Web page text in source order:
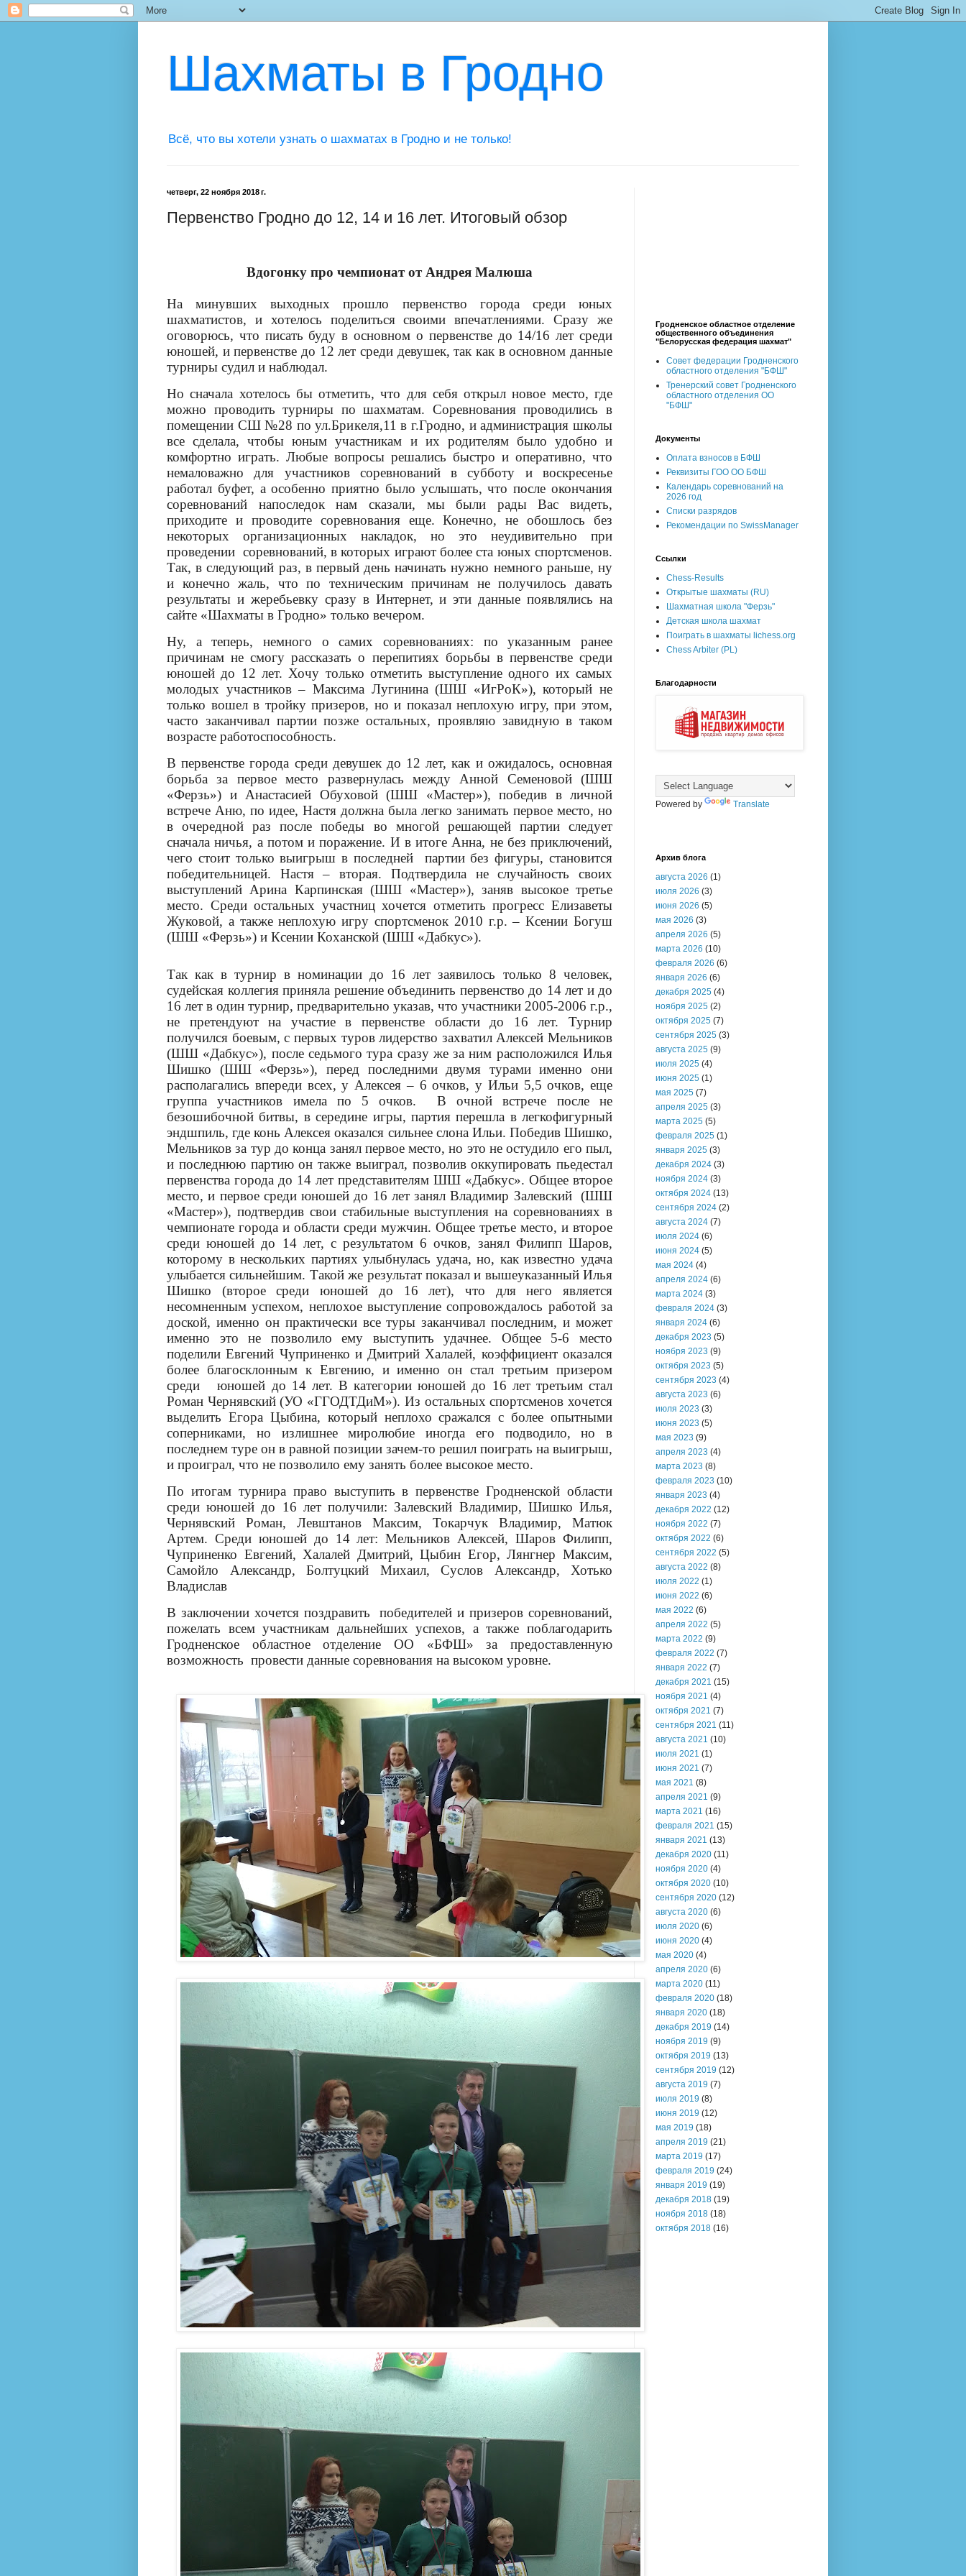
Шахматы в Гродно
Всё, что вы хотели узнать о шахматах в Гродно и не только!
четверг, 22 ноября 2018 г.
Первенство Гродно до 12, 14 и 16 лет. Итоговый обзор
Вдогонку про чемпионат от Андрея Малюша
На минувших выходных прошло первенство города среди юных
шахматистов, и хотелось поделиться своими впечатлениями. Сразу же
оговорюсь, что писать буду в основном о первенстве до 14/16 лет среди
юношей, и первенстве до 12 лет среди девушек, так как в основном данные
турниры судил и наблюдал.
Но сначала хотелось бы отметить, что для себя открыл новое место, где
можно проводить турниры по шахматам. Соревнования проводились в
помещении СШ №28 по ул.Брикеля,11 в г.Гродно, и администрация школы
все сделала, чтобы юным участникам и их родителям было удобно и
комфортно играть. Любые вопросы решались быстро и оперативно, что
немаловажно для участников соревнований в субботу и воскресенье
работал буфет, а особенно приятно было услышать, что после окончания
соревнований напоследок нам сказали, мы были рады Вас видеть,
приходите и проводите соревнования еще. Конечно, не обошлось без
некоторых организационных накладок, но это неудивительно при
проведении соревнований, в которых играют более ста юных спортсменов.
Так, в следующий раз, в первый день начинать нужно немного раньше, ну
и конечно жаль, что по техническим причинам не получилось давать
результаты и жеребьевку сразу в Интернет, и эти данные появлялись на
сайте «Шахматы в Гродно» только вечером.
Ну, а теперь, немного о самих соревнованиях: по указанным ранее
причинам не смогу рассказать о перепитиях борьбы в первенстве среди
юношей до 12 лет. Хочу только отметить выступление одного их самых
молодых участников – Максима Лугинина (ШШ «ИгРоК»), который не
только вошел в тройку призеров, но и показал неплохую игру, при этом,
часто заканчивал партии позже остальных, проявляю завидную в таком
возрасте работоспособность.
В первенстве города среди девушек до 12 лет, как и ожидалось, основная
борьба за первое место развернулась между Анной Семеновой (ШШ
«Ферзь») и Анастасией Обуховой (ШШ «Мастер»), победив в личной
встрече Аню, по идее, Настя должна была легко занимать первое место, но
в очередной раз после победы во многой решающей партии следует
сначала ничья, а потом и поражение. И в итоге Анна, не без приключений,
чего стоит только выигрыш в последней
партии без фигуры, становится
победительницей. Настя – вторая. Подтвердила не случайность своих
выступлений Арина Карпинская (ШШ «Мастер»), заняв высокое третье
место. Среди остальных участниц хочется отметить прогресс Елизаветы
Жуковой, а также неплохую игру спортсменок 2010 г.р. – Ксении Богуш
(ШШ «Ферзь») и Ксении Коханской (ШШ «Дабкус»).
Так как в турнир в номинации до 16 лет заявилось только 8 человек,
судейская коллегия приняла решение объединить первенство до 14 лет и до
16 лет в один турнир, предварительно указав, что участники 2005-2006 г.р.,
не претендуют на участие в первенстве области до 16 лет. Турнир
получился боевым, с первых туров лидерство захватил Алексей Мельников
(ШШ «Дабкус»), после седьмого тура сразу же за ним расположился Илья
Шишко (ШШ «Ферзь»), перед последними двумя турами именно они
располагались впереди всех, у Алексея – 6 очков, у Ильи 5,5 очков, еще
группа участников имела по 5 очков.
В очной встрече после не
безошибочной битвы, в середине игры, партия перешла в легкофигурный
эндшпиль, где конь Алексея оказался сильнее слона Ильи. Победив Шишко,
Мельников за тур до конца занял первое место, но это не остудило его пыл,
и последнюю партию он также выиграл, позволив оккупировать пьедестал
первенства города до 14 лет представителям ШШ «Дабкус». Общее второе
место, и первое среди юношей до 16 лет занял Владимир Залевский (ШШ
«Мастер»), подтвердив свои стабильные выступления на соревнованиях в
чемпионате города и области среди мужчин. Общее третье место, и второе
среди юношей до 14 лет, с результатом 6 очков, занял Филипп Шаров,
которому в нескольких партиях улыбнулась удача, но, как известно удача
улыбается сильнейшим. Такой же результат показал и вышеуказанный Илья
Шишко (второе среди юношей до 16 лет), что для него является
несомненным успехом, неплохое выступление сопровождалось работой за
доской, именно он практически все туры заканчивал последним, и может
именно это не позволило ему выступить удачнее. Общее 5-6 место
поделили Евгений Чуприненко и Дмитрий Халалей, коэффициент оказался
более благосклонным к Евгению, и именно он стал третьим призером
среди
юношей до 14 лет. В категории юношей до 16 лет третьим стал
Роман Чернявский (УО «ГГОДТДиМ»). Из остальных спортсменов хочется
выделить Егора Цыбина, который неплохо сражался с более опытными
соперниками, но излишнее миролюбие иногда его подводило, но в
последнем туре он в равной позиции зачем-то решил поиграть на выигрыш,
и проиграл, что не позволило ему занять более высокое место.
По итогам турнира право выступить в первенстве Гродненской области
среди юношей до 16 лет получили: Залевский Владимир, Шишко Илья,
Чернявский Роман, Левштанов Максим, Токарчук Владимир, Матюк
Артем. Среди юношей до 14 лет: Мельников Алексей, Шаров Филипп,
Чуприненко Евгений, Халалей Дмитрий, Цыбин Егор, Лянгнер Максим,
Самойло Александр, Болтуцкий Михаил, Суслов Александр, Хотько
Владислав
В заключении хочется поздравить
победителей и призеров соревнований,
пожелать всем участникам дальнейших успехов, а также поблагодарить
Гродненское областное отделение ОО «БФШ» за предоставленную
возможность провести данные соревнования на высоком уровне.
Гродненское областное отделение
общественного объединения
"Белорусская федерация шахмат"
Совет федерации Гродненского
областного отделения "БФШ"
Тренерский совет Гродненского
областного отделения ОО
"БФШ"
Документы
Оплата взносов в БФШ
Реквизиты ГОО ОО БФШ
Календарь соревнований на
2026 год
Списки разрядов
Рекомендации по SwissManager
Ссылки
Chess-Results
Открытые шахматы (RU)
Шахматная школа "Ферзь"
Детская школа шахмат
Поиграть в шахматы lichess.org
Chess Arbiter (PL)
Благодарности
Powered by Translate
Архив блога
августа 2026 (1)
июля 2026 (3)
июня 2026 (5)
мая 2026 (3)
апреля 2026 (5)
марта 2026 (10)
февраля 2026 (6)
января 2026 (6)
декабря 2025 (4)
ноября 2025 (2)
октября 2025 (7)
сентября 2025 (3)
августа 2025 (9)
июля 2025 (4)
июня 2025 (1)
мая 2025 (7)
апреля 2025 (3)
марта 2025 (5)
февраля 2025 (1)
января 2025 (3)
декабря 2024 (3)
ноября 2024 (3)
октября 2024 (13)
сентября 2024 (2)
августа 2024 (7)
июля 2024 (6)
июня 2024 (5)
мая 2024 (4)
апреля 2024 (6)
марта 2024 (3)
февраля 2024 (3)
января 2024 (6)
декабря 2023 (5)
ноября 2023 (9)
октября 2023 (5)
сентября 2023 (4)
августа 2023 (6)
июля 2023 (3)
июня 2023 (5)
мая 2023 (9)
апреля 2023 (4)
марта 2023 (8)
февраля 2023 (10)
января 2023 (4)
декабря 2022 (12)
ноября 2022 (7)
октября 2022 (6)
сентября 2022 (5)
августа 2022 (8)
июля 2022 (1)
июня 2022 (6)
мая 2022 (6)
апреля 2022 (5)
марта 2022 (9)
февраля 2022 (7)
января 2022 (7)
декабря 2021 (15)
ноября 2021 (4)
октября 2021 (7)
сентября 2021 (11)
августа 2021 (10)
июля 2021 (1)
июня 2021 (7)
мая 2021 (8)
апреля 2021 (9)
марта 2021 (16)
февраля 2021 (15)
января 2021 (13)
декабря 2020 (11)
ноября 2020 (4)
октября 2020 (10)
сентября 2020 (12)
августа 2020 (6)
июля 2020 (6)
июня 2020 (4)
мая 2020 (4)
апреля 2020 (6)
марта 2020 (11)
февраля 2020 (18)
января 2020 (18)
декабря 2019 (14)
ноября 2019 (9)
октября 2019 (13)
сентября 2019 (12)
августа 2019 (7)
июля 2019 (8)
июня 2019 (12)
мая 2019 (18)
апреля 2019 (21)
марта 2019 (17)
февраля 2019 (24)
января 2019 (19)
декабря 2018 (19)
ноября 2018 (18)
октября 2018 (16)